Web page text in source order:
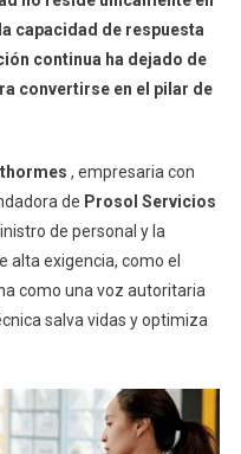
capacidad de respuesta
continua ha dejado de
convertirse en el pilar de
, empresaria con
de Prosol Servicios
de personal y la
alta exigencia, como el
como una voz autoritaria
salva vidas y optimiza